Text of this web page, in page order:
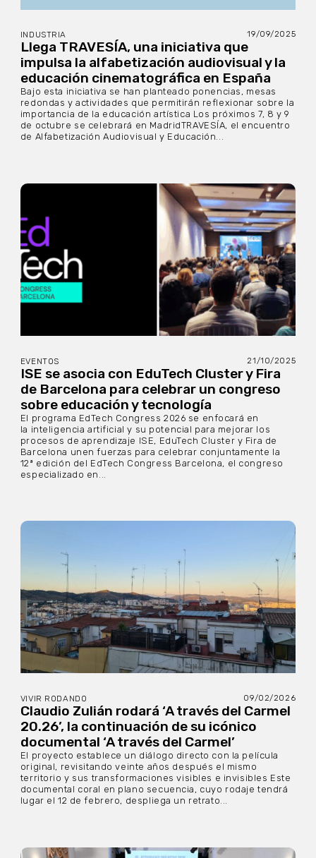
INDUSTRIA 19/09/2025
Llega TRAVESÍA, una iniciativa que
impulsa la alfabetización audiovisual y la
educación cinematográfica en España
Bajo esta iniciativa se han planteado ponencias, mesas
redondas y actividades que permitirán reflexionar sobre la
importancia de la educación artística Los próximos 7, 8 y 9
de octubre se celebrará en MadridTRAVESÍA, el encuentro
de Alfabetización Audiovisual y Educación...
EVENTOS 21/10/2025
ISE se asocia con EduTech Cluster y Fira
de Barcelona para celebrar un congreso
sobre educación y tecnología
El programa EdTech Congress 2026 se enfocará en
la inteligencia artificial y su potencial para mejorar los
procesos de aprendizaje ISE, EduTech Cluster y Fira de
Barcelona unen fuerzas para celebrar conjuntamente la
12ª edición del EdTech Congress Barcelona, el congreso
especializado en...
VIVIR RODANDO 09/02/2026
Claudio Zulián rodará ‘A través del Carmel
20.26’, la continuación de su icónico
documental ‘A través del Carmel’
El proyecto establece un diálogo directo con la película
original, revisitando veinte años después el mismo
territorio y sus transformaciones visibles e invisibles Este
documental coral en plano secuencia, cuyo rodaje tendrá
lugar el 12 de febrero, despliega un retrato...